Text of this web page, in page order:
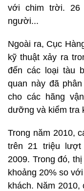
với chim trời. 26
người...
Ngoài ra, Cục
kỹ thuật xảy ra
đến các loại tàu
quan này đã
cho các hãng
dưỡng và kiểm tra
Trong năm 2010,
trên 21 triệu
2009. Trong đó,
khoảng 20% so
khách. Năm 2010,